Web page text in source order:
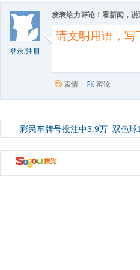
登录/注册
发表给力评论！看新闻，说
表情 辩论
彩民车牌号投注中3.9万 双色球